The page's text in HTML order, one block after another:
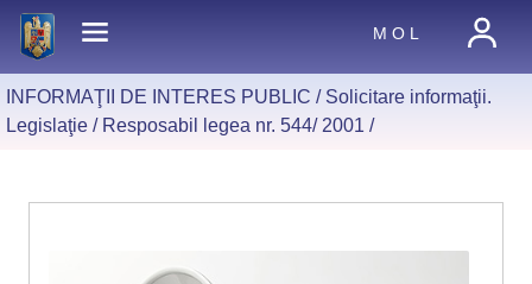
M O L
INFORMAŢII DE INTERES PUBLIC / Solicitare informaţii.
Legislaţie/ Resposabil legea nr. 544/ 2001 /